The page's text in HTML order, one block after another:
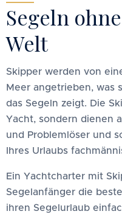
Segeln
Welt
Skipper werden von
Meer angetrieben, was
das Segeln zeigt. Die
Yacht, sondern dienen
und Problemlöser und
Ihres Urlaubs
Ein Yachtcharter mit
Segelanfänger die
ihren Segelurlaub